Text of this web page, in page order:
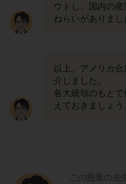
ウトし、国内の
ねらいがありまし
以上、アメリカ
介しました。
各大統領のもと
えておきましょう
この授業の先生